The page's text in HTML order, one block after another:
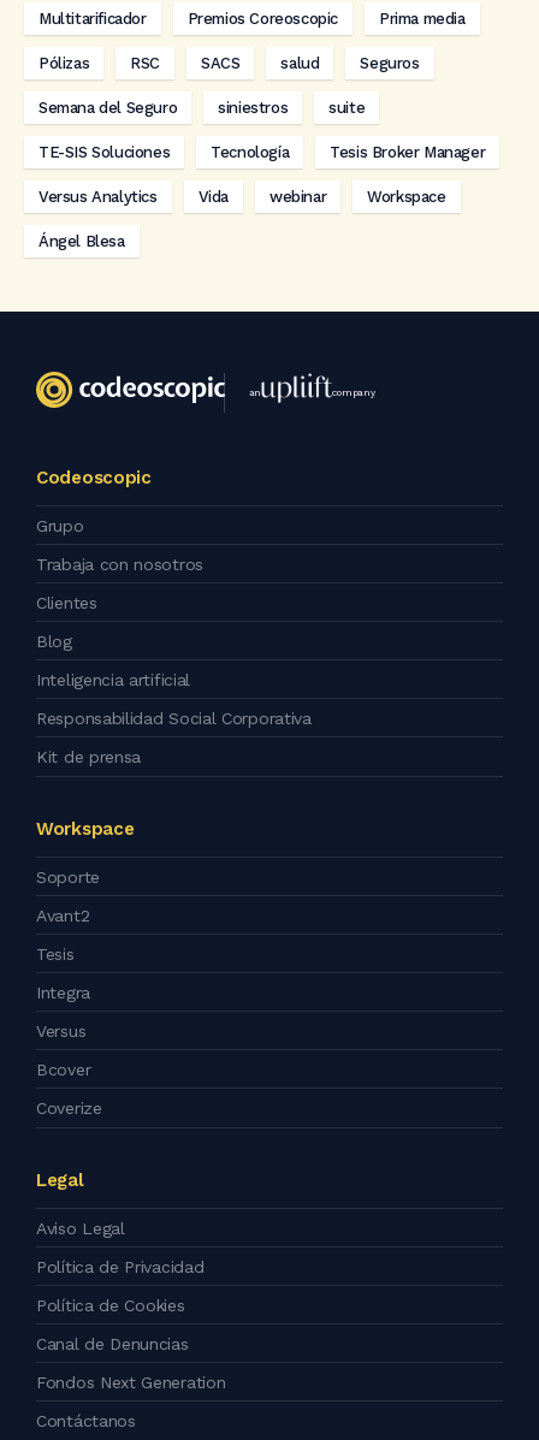
Multitarificador Premios Coreoscopic Prima media
Pólizas RSC SACS salud Seguros
Semana del Seguro siniestros suite
TE-SIS Soluciones Tecnología Tesis Broker Manager
Versus Analytics Vida webinar Workspace
Ángel Blesa
an company
Codeoscopic
Grupo
Trabaja con nosotros
Clientes
Blog
Inteligencia artificial
Responsabilidad Social Corporativa
Kit de prensa
Workspace
Soporte
Avant2
Tesis
Integra
Versus
Bcover
Coverize
Legal
Aviso Legal
Política de Privacidad
Política de Cookies
Canal de Denuncias
Fondos Next Generation
Contáctanos